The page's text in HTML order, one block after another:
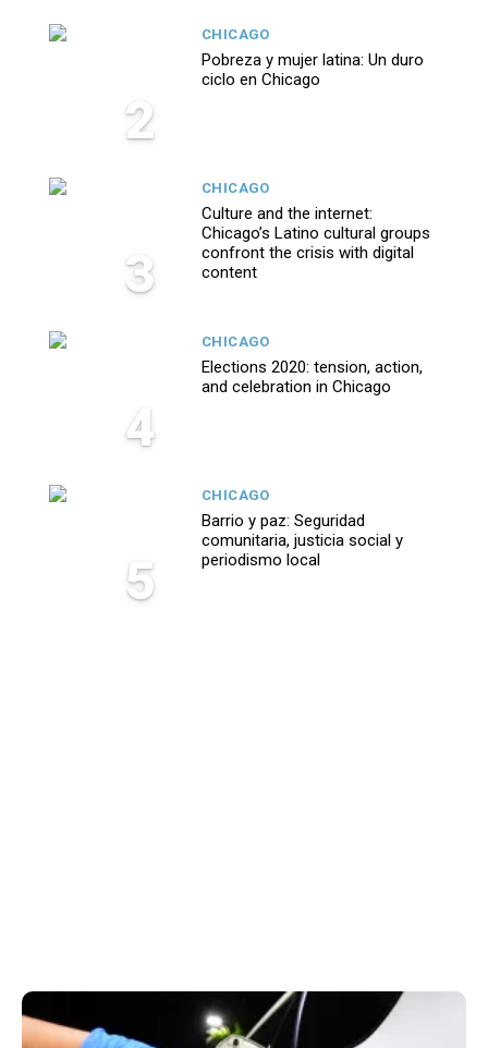
2
CHICAGO
Pobreza y mujer latina: Un duro
ciclo en Chicago
3
CHICAGO
Culture and the internet:
Chicago’s Latino cultural groups
confront the crisis with digital
content
4
CHICAGO
Elections 2020: tension, action,
and celebration in Chicago
5
CHICAGO
Barrio y paz: Seguridad
comunitaria, justicia social y
periodismo local